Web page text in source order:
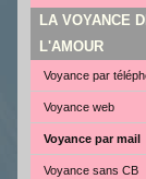
LA VOYANCE
L'AMOUR
Voyance par
Voyance web
Voyance par mail
Voyance sans CB